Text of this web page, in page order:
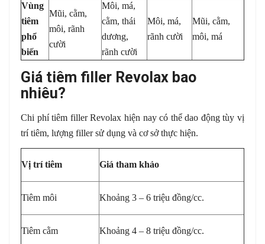
Vùng
tiêm
phổ
biến
Mũi, cằm,
môi, rãnh
cười
Môi, má,
cằm, thái
dương,
rãnh cười
Môi, má,
rãnh cười
Mũi, cằm,
môi, má
Giá tiêm filler Revolax bao
nhiêu?
Chi phí tiêm filler Revolax hiện nay có thể dao động tùy vị
trí tiêm, lượng filler sử dụng và cơ sở thực hiện.
Vị trí tiêm Giá tham khảo
Tiêm môi Khoảng 3 – 6 triệu đồng/cc.
Tiêm cằm Khoảng 4 – 8 triệu đồng/cc.